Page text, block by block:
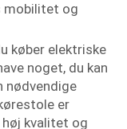
mobilitet og
køber elektriske
noget, du kan
nødvendige
er
kvalitet og